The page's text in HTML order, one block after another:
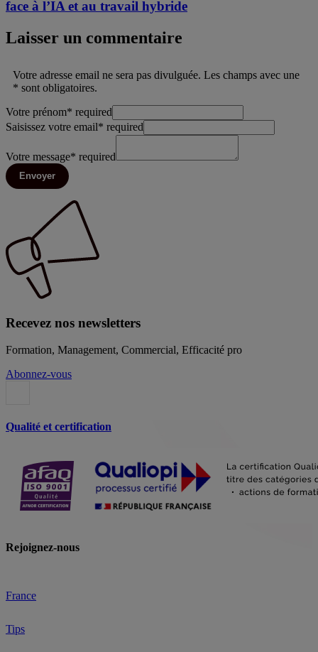
face à l’IA et au travail hybride
Laisser un commentaire
Votre adresse email ne sera pas divulguée. Les champs avec une
* sont obligatoires.
Votre prénom* required
Saisissez votre email* required
Votre message* required
Envoyer
Recevez nos newsletters
Formation, Management, Commercial, Efficacité pro
Abonnez-vous
Qualité et certification
Rejoignez-nous
France
Tips